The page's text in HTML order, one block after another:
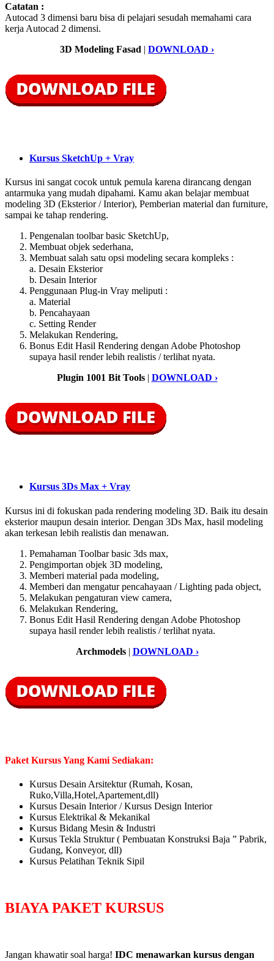
Catatan :
Autocad 3 dimensi baru bisa di pelajari sesudah memahami cara
kerja Autocad 2 dimensi.
3D Modeling Fasad | DOWNLOAD ›
Kursus SketchUp + Vray
Kursus ini sangat cocok untuk pemula karena dirancang dengan
antarmuka yang mudah dipahami. Kamu akan belajar membuat
modeling 3D (Eksterior / Interior), Pemberian material dan furniture,
sampai ke tahap rendering.
Pengenalan toolbar basic SketchUp,
Membuat objek sederhana,
Membuat salah satu opsi modeling secara kompleks :
a. Desain Eksterior
b. Desain Interior
Penggunaan Plug-in Vray meliputi :
a. Material
b. Pencahayaan
c. Setting Render
Melakukan Rendering,
Bonus Edit Hasil Rendering dengan Adobe Photoshop
supaya hasil render lebih realistis / terlihat nyata.
Plugin 1001 Bit Tools | DOWNLOAD ›
Kursus 3Ds Max + Vray
Kursus ini di fokuskan pada rendering modeling 3D. Baik itu desain
eksterior maupun desain interior. Dengan 3Ds Max, hasil modeling
akan terkesan lebih realistis dan menawan.
Pemahaman Toolbar basic 3ds max,
Pengimportan objek 3D modeling,
Memberi material pada modeling,
Memberi dan mengatur pencahayaan / Lighting pada object,
Melakukan pengaturan view camera,
Melakukan Rendering,
Bonus Edit Hasil Rendering dengan Adobe Photoshop
supaya hasil render lebih realistis / terlihat nyata.
Archmodels | DOWNLOAD ›
Paket Kursus Yang Kami Sediakan:
Kursus Desain Arsitektur (Rumah, Kosan,
Ruko,Villa,Hotel,Apartement,dll)
Kursus Desain Interior / Kursus Design Interior
Kursus Elektrikal & Mekanikal
Kursus Bidang Mesin & Industri
Kursus Tekla Struktur ( Pembuatan Konstruksi Baja ” Pabrik,
Gudang, Konveyor, dll)
Kursus Pelatihan Teknik Sipil
BIAYA PAKET KURSUS
Jangan khawatir soal harga! IDC menawarkan kursus dengan